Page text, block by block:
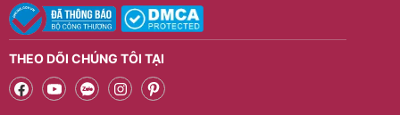
THEO DÕI CHÚNG TÔI TẠI